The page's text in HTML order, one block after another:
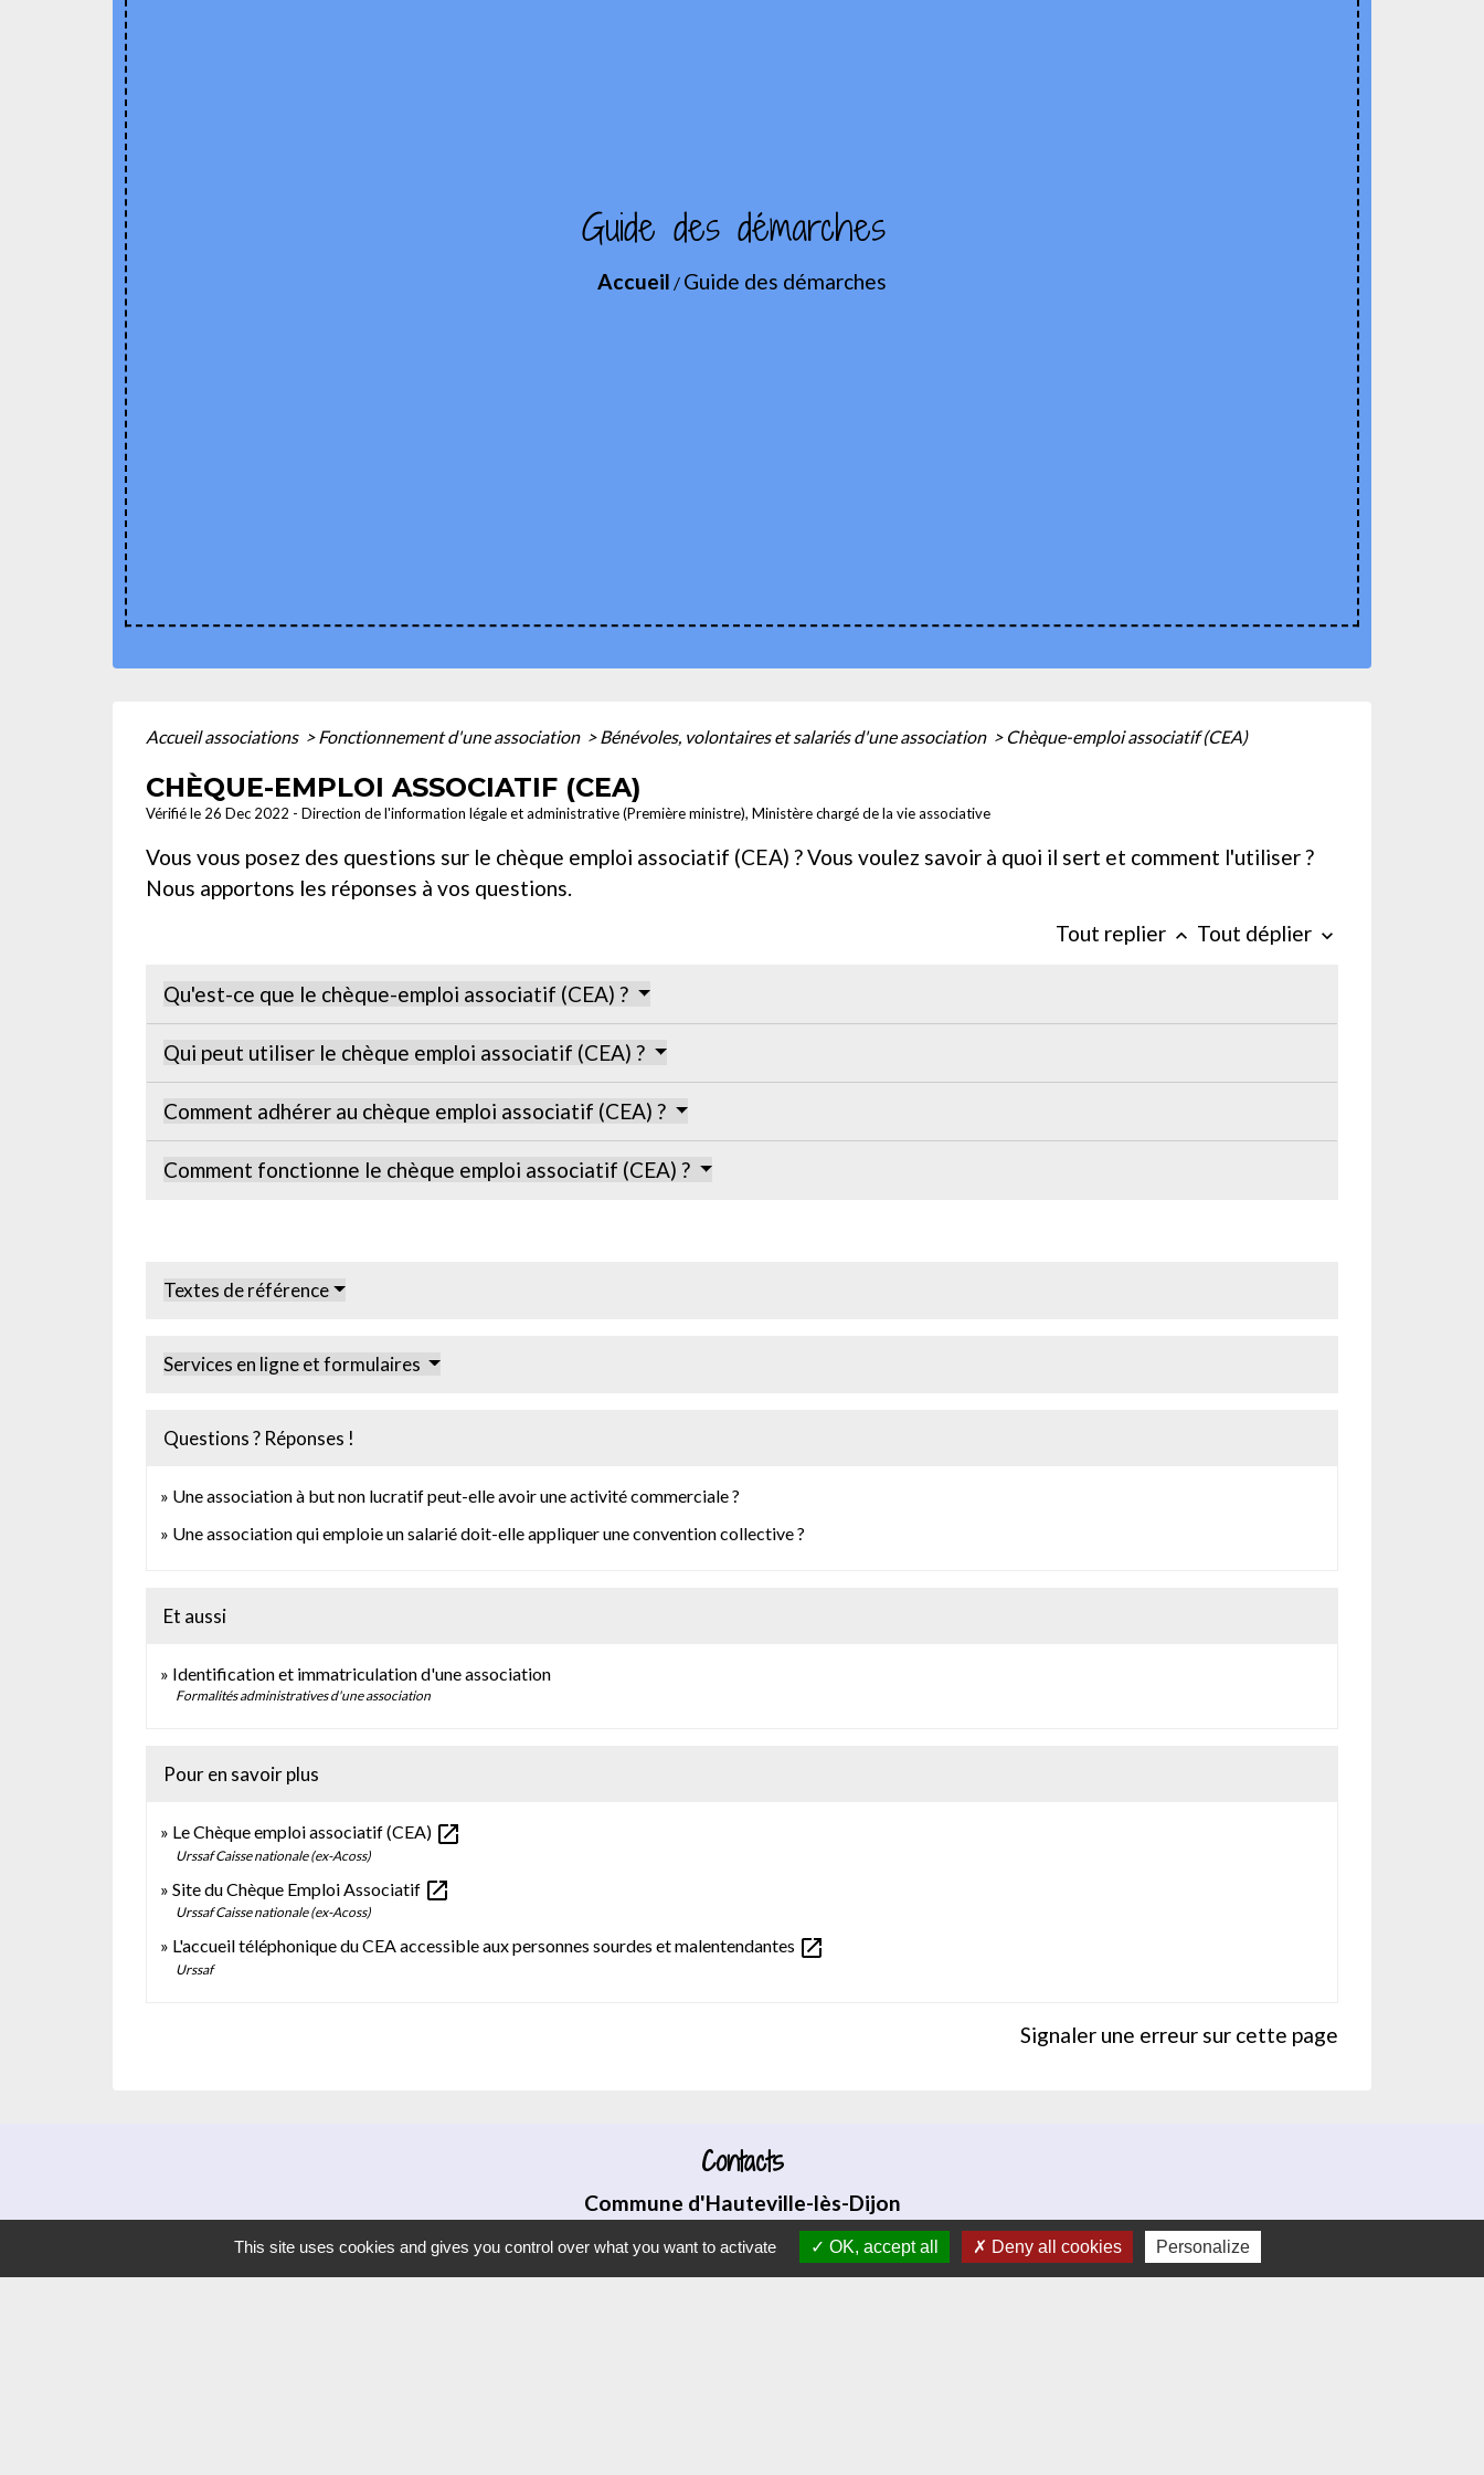
Guide des démarches
Accueil / Guide des démarches
Accueil associations > Fonctionnement d'une association > Bénévoles, volontaires et salariés d'une association > Chèque-emploi associatif (CEA)
CHÈQUE-EMPLOI ASSOCIATIF (CEA)
Vérifié le 26 Dec 2022 - Direction de l'information légale et administrative (Première ministre), Ministère chargé de la vie associative
Vous vous posez des questions sur le chèque emploi associatif (CEA) ? Vous voulez savoir à quoi il sert et comment l'utiliser ?
Nous apportons les réponses à vos questions.
Tout replier keyboard_arrow_up Tout déplier keyboard_arrow_down
Qu'est-ce que le chèque-emploi associatif (CEA) ?
Qui peut utiliser le chèque emploi associatif (CEA) ?
Comment adhérer au chèque emploi associatif (CEA) ?
Comment fonctionne le chèque emploi associatif (CEA) ?
Textes de référence
Services en ligne et formulaires
Questions ? Réponses !
Une association à but non lucratif peut-elle avoir une activité commerciale ?
Une association qui emploie un salarié doit-elle appliquer une convention collective ?
Et aussi
Identification et immatriculation d'une association
Formalités administratives d'une association
Pour en savoir plus
Le Chèque emploi associatif (CEA) open_in_new
Urssaf Caisse nationale (ex-Acoss)
Site du Chèque Emploi Associatif open_in_new
Urssaf Caisse nationale (ex-Acoss)
L'accueil téléphonique du CEA accessible aux personnes sourdes et malentendantes open_in_new
Urssaf
Signaler une erreur sur cette page
Contacts
Commune d'Hauteville-lès-Dijon
4 rue Riottes
21121 Hauteville-lès-Dijon - FRANCE
This site uses cookies and gives you control over what you want to activate OK, accept all Deny all cookies Personalize